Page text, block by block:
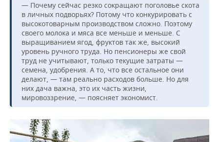
— Почему сейчас резко сокращают поголовье скота
в личных подворьях? Потому что конкурировать с
высокотоварным производством сложно. Поэтому
своего молока и мяса все меньше и меньше. С
выращиванием ягод, фруктов так же, высокий
уровень ручного труда. Но пенсионеры же свой
труд не учитывают, только текущие затраты —
семена, удобрения. А то, что все остальное они
делают, — там реально расходов больше. Но для
них дача важна, это их часть жизни,
мировоззрение, — поясняет экономист.